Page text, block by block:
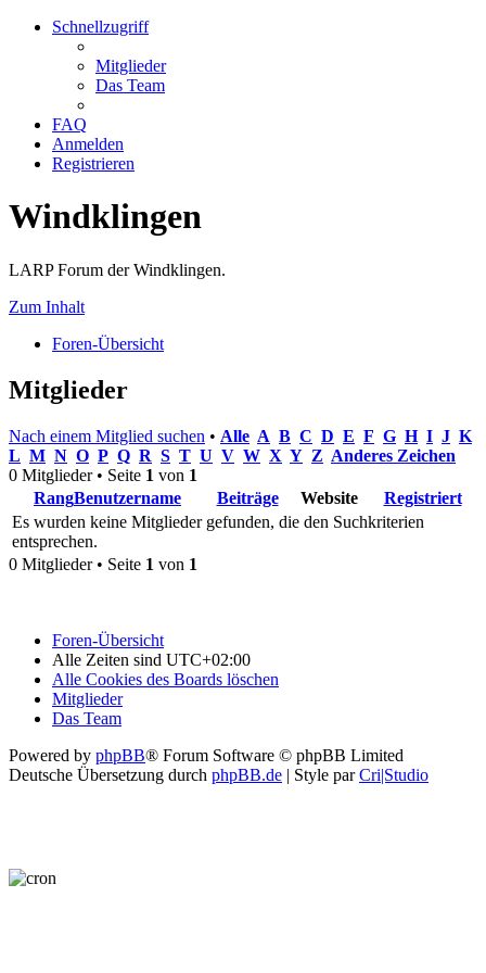
Schnellzugriff
Mitglieder
Das Team
FAQ
Anmelden
Registrieren
Windklingen
LARP Forum der Windklingen.
Zum Inhalt
Foren-Übersicht
Mitglieder
Nach einem Mitglied suchen • Alle A B C D E F G H I J K
L M N O P Q R S T U V W X Y Z Anderes Zeichen
0 Mitglieder • Seite 1 von 1
RangBenutzername Beiträge Website
Registriert
Es wurden keine Mitglieder gefunden, die den Suchkriterien
entsprechen.
0 Mitglieder • Seite 1 von 1
Foren-Übersicht
Alle Zeiten sind UTC+02:00
Alle Cookies des Boards löschen
Mitglieder
Das Team
Powered by phpBB® Forum Software © phpBB Limited
Deutsche Übersetzung durch phpBB.de | Style parCri|Studio